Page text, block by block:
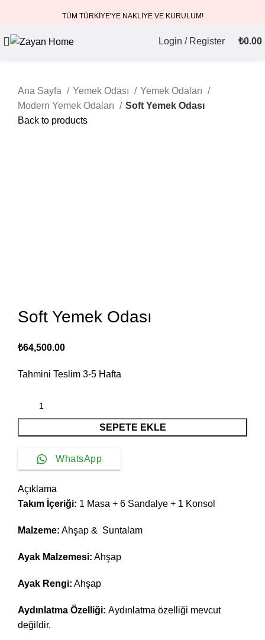
TÜM TÜRKİYE'YE NAKLİYE VE KURULUM!
Login / Register ₺0.00
Ana Sayfa Yemek Odası
Yemek Odaları
Modern Yemek Odaları
Soft Yemek Odası
Back to products
Soft Yemek Odası
₺64,500.00
Tahmini Teslim 3-5 Hafta
SEPETE EKLE
WhatsApp
Açıklama
Takım İçeriği: 1 Masa + 6 Sandalye + 1 Konsol
Malzeme: Ahşap & Suntalam
Ayak Malzemesi: Ahşap
Ayak Rengi: Ahşap
Aydınlatma Özelliği: Aydınlatma özelliği mevcut
değildir.